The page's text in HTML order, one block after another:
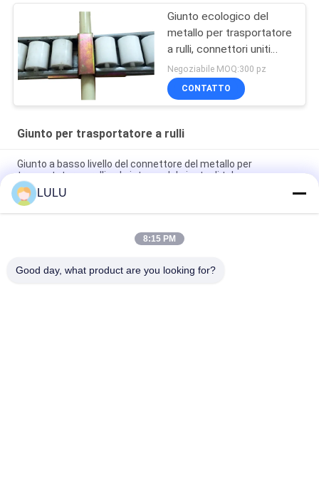
Giunto ecologico del
metallo per trasportatore
a rulli, connettori uniti
d'acciaio in tubo magro
Negoziabile MOQ:300 pz
CONTATTO
Giunto per trasportatore a rulli
Giunto a basso livello del connettore del metallo per
trasportatore a rulli nel sistema del giunto di tubo
Galvanizzi il giunto per il materiale dell'acciaio di spessore del
connettore 2.5mm di Placon del trasportatore a rulli
Struttura d'acciaio del ferro di abitudine 40MM che fa scorrere
LULU
8:15 PM
Good day, what product are you looking for?